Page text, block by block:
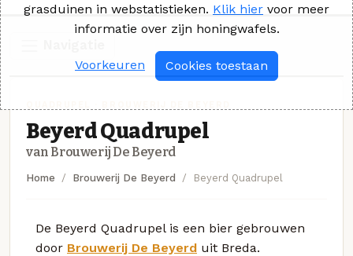
Beyerd Quadrupel
van Brouwerij De Beyerd
Home Brouwerij De Beyerd Beyerd Quadrupel
De Beyerd Quadrupel is een bier gebrouwen
door Brouwerij De Beyerd uit Breda.
grasduinen in webstatistieken. Klik hier voor meer
informatie over zijn honingwafels.
Voorkeuren Cookies toestaan